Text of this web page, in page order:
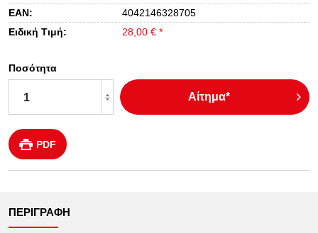
EAN:
4042146328705
Ειδική Τιμή:
28,00 € *
Ποσότητα
Αίτημα*
PDF
ΠΕΡΙΓΡΑΦΉ